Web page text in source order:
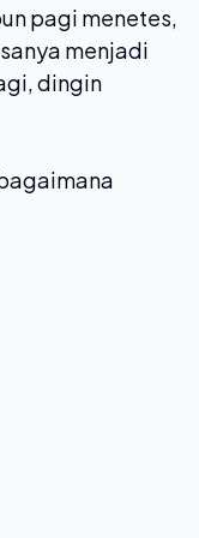
pagi menetes,
menjadi
dingin